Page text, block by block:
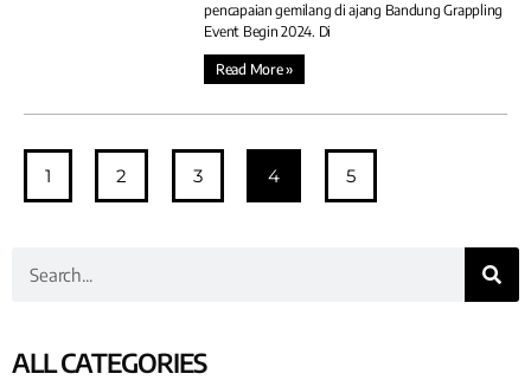
pencapaian gemilang di ajang Bandung Grappling
Event Begin 2024. Di
Read More »
1 2 3 4 5
ALL CATEGORIES